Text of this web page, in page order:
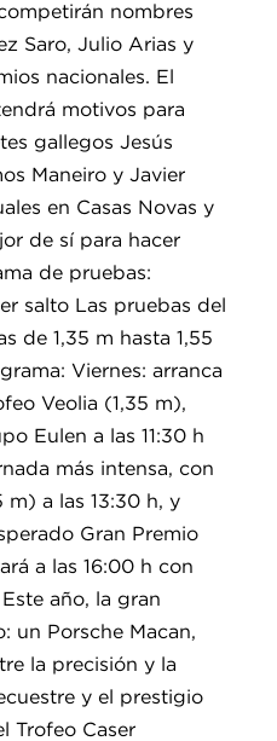
nombres
Saro, Julio Arias y
nacionales. El
motivos para
gallegos Jesús
Maneiro y Javier
en Casas Novas y
de sí para hacer
de pruebas:
salto Las pruebas del
de 1,35 m hasta 1,55
Viernes: arranca
Veolia (1,35 m),
Eulen a las 11:30 h
más intensa, con
m) a las 13:30 h, y
Gran Premio
a las 16:00 h con
año, la gran
un Porsche Macan,
la precisión y la
y el prestigio
Trofeo Caser